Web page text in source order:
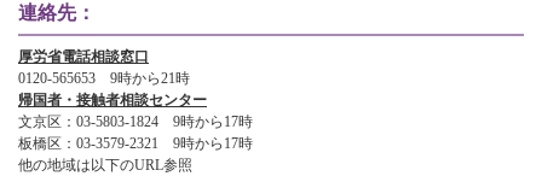
連絡先：
厚労省電話相談窓口
0120-565653 9時から21時
帰国者・接触者相談センター
文京区：03-5803-1824 9時から17時
板橋区：03-3579-2321 9時から17時
他の地域は以下のURL参照